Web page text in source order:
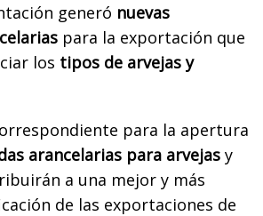
generó nuevas
para la exportación que
los tipos de arvejas y
para la apertura
arancelarias para arvejas y
a una mejor y más
de las exportaciones de